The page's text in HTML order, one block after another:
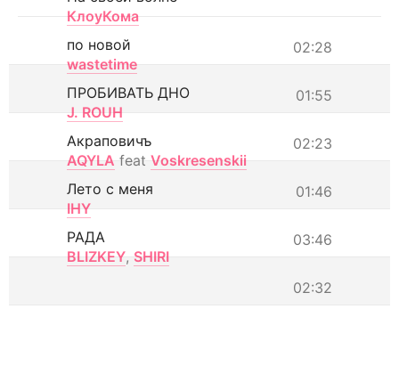
КлоуКома
02:28
по новой
wastetime
01:55
ПРОБИВАТЬ ДНО
J. ROUH
02:23
Акраповичъ
AQYLA feat Voskresenskii
01:46
Лето с меня
IHY
03:46
РАДА
BLIZKEY, SHIRI
02:32